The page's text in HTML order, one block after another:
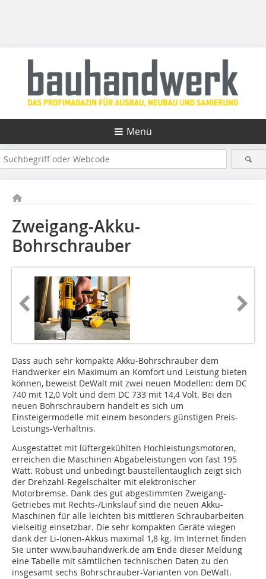
Menü
Zweigang-Akku-
Bohrschrauber
Dass auch sehr kompakte Akku-Bohrschrauber dem
Handwerker ein Maximum an Komfort und Leistung bieten
können, beweist DeWalt mit zwei neuen Modellen: dem DC
740 mit 12,0 Volt und dem DC 733 mit 14,4 Volt. Bei den
neuen Bohrschraubern handelt es sich um
Einsteigermodelle mit einem besonders günstigen Preis-
Leistungs-Verhältnis.
Ausgestattet mit lüftergekühlten Hochleistungsmotoren,
erreichen die Maschinen Abgabeleistungen von fast 195
Watt. Robust und unbedingt baustellentauglich zeigt sich
der Drehzahl-Regelschalter mit elektronischer
Motorbremse. Dank des gut abgestimmten Zweigang-
Getriebes mit Rechts-/Linkslauf sind die neuen Akku-
Maschinen für alle leichten bis mittleren Schraubarbeiten
vielseitig einsetzbar. Die sehr kompakten Geräte wiegen
dank der Li-Ionen-Akkus maximal 1,8 kg. Im Internet finden
Sie unter www.bauhandwerk.de am Ende dieser Meldung
eine Tabelle mit sämtlichen technischen Daten zu den
insgesamt sechs Bohrschrauber-Varianten von DeWalt.